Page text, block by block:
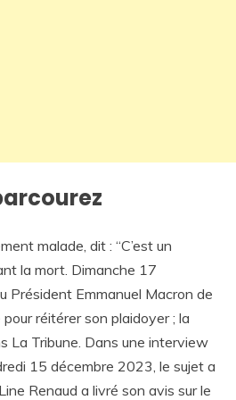
malade, dit : “C’est un
la mort. Dimanche 17
Président Emmanuel Macron de
réitérer son plaidoyer ; la
La Tribune. Dans une interview
15 décembre 2023, le sujet a
Renaud a livré son avis sur le